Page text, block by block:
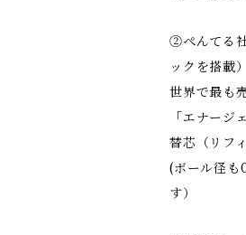
②ぺんてる
ックを搭載）
世界で最も
「エナージ
替芯（リフ
(ボール径も
す）